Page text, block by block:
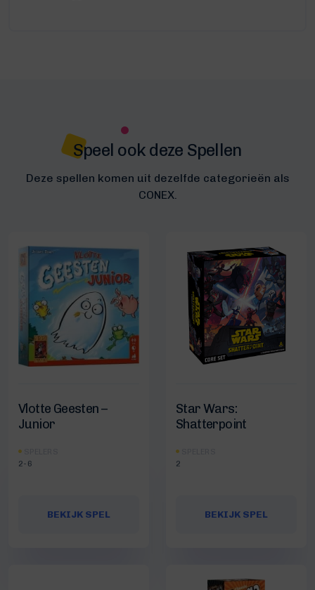
Speel ook deze Spellen
Deze spellen komen uit dezelfde categorieën als
CONEX.
Vlotte Geesten –
Junior
2-6
BEKIJK SPEL
Star Wars:
Shatterpoint
2
BEKIJK SPEL